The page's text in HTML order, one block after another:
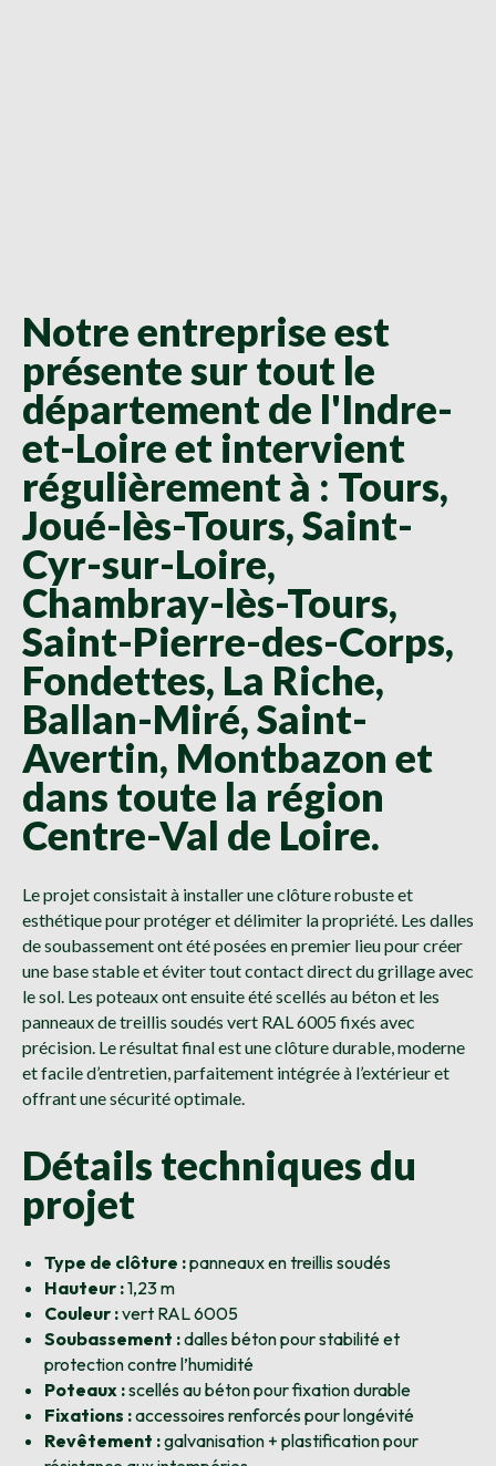
Notre entreprise est
présente sur tout le
département de l'Indre-
et-Loire et intervient
régulièrement à : Tours,
Joué-lès-Tours, Saint-
Cyr-sur-Loire,
Chambray-lès-Tours,
Saint-Pierre-des-Corps,
Fondettes, La Riche,
Ballan-Miré, Saint-
Avertin, Montbazon et
dans toute la région
Centre-Val de Loire.
Le projet consistait à installer une clôture robuste et
esthétique pour protéger et délimiter la propriété. Les dalles
de soubassement ont été posées en premier lieu pour créer
une base stable et éviter tout contact direct du grillage avec
le sol. Les poteaux ont ensuite été scellés au béton et les
panneaux de treillis soudés vert RAL 6005 fixés avec
précision. Le résultat final est une clôture durable, moderne
et facile d’entretien, parfaitement intégrée à l’extérieur et
offrant une sécurité optimale.
Détails techniques du
projet
Type de clôture :panneaux en treillis soudés
Hauteur :1,23 m
Couleur :vert RAL 6005
Soubassement :dalles béton pour stabilité et
protection contre l’humidité
Poteaux :scellés au béton pour fixation durable
Fixations :accessoires renforcés pour longévité
Revêtement :galvanisation + plastification pour